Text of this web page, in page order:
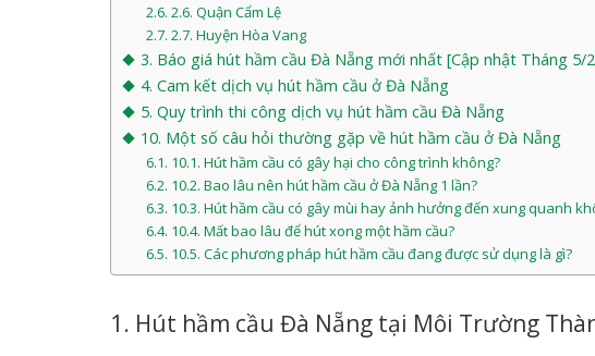
2.6. Quận Cẩm Lệ
2.7. Huyện Hòa Vang
3. Báo giá hút hầm cầu Đà Nẵng mới nhất [Cập nhật Tháng 5/
4. Cam kết dịch vụ hút hầm cầu ở Đà Nẵng
5. Quy trình thi công dịch vụ hút hầm cầu Đà Nẵng
10. Một số câu hỏi thường gặp về hút hầm cầu ở Đà Nẵng
10.1. Hút hầm cầu có gây hại cho công trình không?
10.2. Bao lâu nên hút hầm cầu ở Đà Nẵng 1 lần?
10.3. Hút hầm cầu có gây mùi hay ảnh hưởng đến xung quanh
10.4. Mất bao lâu để hút xong một hầm cầu?
10.5. Các phương pháp hút hầm cầu đang được sử dụng là gì?
1. Hút hầm cầu Đà Nẵng tại Môi Trường